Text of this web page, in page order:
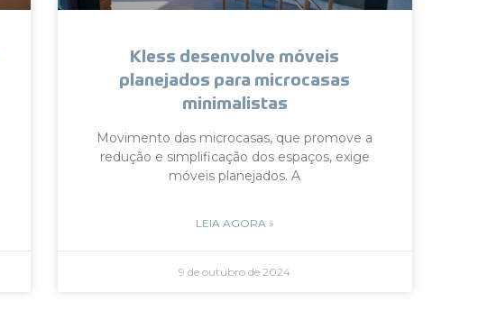
Kless desenvolve móveis
planejados para microcasas
minimalistas
Movimento das microcasas, que promove a
redução e simplificação dos espaços, exige
móveis planejados. A
LEIA AGORA »
9 de outubro de 2024